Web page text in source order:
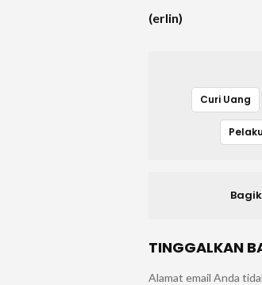
(erlin)
Curi Uang
TINGGALKAN
Alamat email Anda